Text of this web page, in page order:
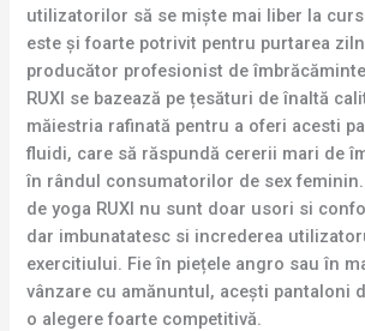
utilizatorilor să se miște mai liber la
este și foarte potrivit pentru purtarea
producător profesionist de
RUXI se bazează pe țesături de înaltă
măiestria rafinată pentru a oferi acesti
fluidi, care să răspundă cererii mari de
în rândul consumatorilor de sex
de yoga RUXI nu sunt doar usori si
dar imbunatatesc si increderea
exercitiului. Fie în piețele angro sau în
vânzare cu amănuntul, acești pantaloni
o alegere foarte competitivă.